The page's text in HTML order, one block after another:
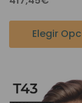
Elegir